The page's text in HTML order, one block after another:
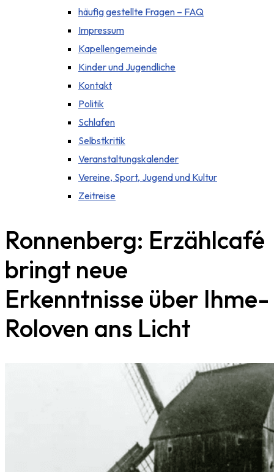
häufig gestellte Fragen – FAQ
Impressum
Kapellengemeinde
Kinder und Jugendliche
Kontakt
Politik
Schlafen
Selbstkritik
Veranstaltungskalender
Vereine, Sport, Jugend und Kultur
Zeitreise
Ronnenberg: Erzählcafé
bringt neue
Erkenntnisse über Ihme-
Roloven ans Licht